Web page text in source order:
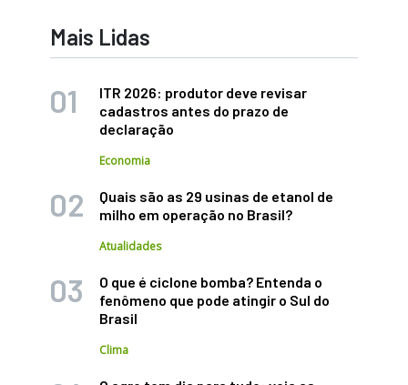
Mais Lidas
ITR 2026: produtor deve revisar
cadastros antes do prazo de
declaração
Economia
Quais são as 29 usinas de etanol de
milho em operação no Brasil?
Atualidades
O que é ciclone bomba? Entenda o
fenômeno que pode atingir o Sul do
Brasil
Clima